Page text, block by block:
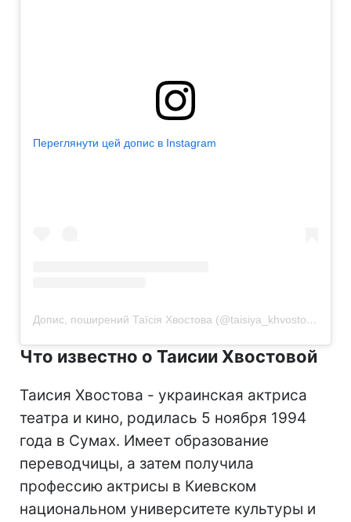
Переглянути цей допис в Instagram
Допис, поширений Таїсія Хвостова (@taisiya_khvostova)
Что известно о Таисии Хвостовой
Таисия Хвостова - украинская актриса
театра и кино, родилась 5 ноября 1994
года в Сумах. Имеет образование
переводчицы, а затем получила
профессию актрисы в Киевском
национальном университете культуры и